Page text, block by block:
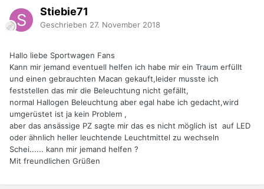
Stiebie71
Geschrieben 27. November 2018
Hallo liebe Sportwagen Fans
Kann mir jemand eventuell helfen ich habe mir ein Traum erfüllt
und einen gebrauchten Macan gekauft,leider musste ich
feststellen das mir die Beleuchtung nicht gefällt,
normal Hallogen Beleuchtung aber egal habe ich gedacht,wird
umgerüstet ist ja kein Problem ,
aber das ansässige PZ sagte mir das es nicht möglich ist auf LED
oder ähnlich heller leuchtende Leuchtmittel zu wechseln
Schei...... kann mir jemand helfen ?
Mit freundlichen Grüßen